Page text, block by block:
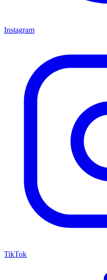
Instagram
TikTok